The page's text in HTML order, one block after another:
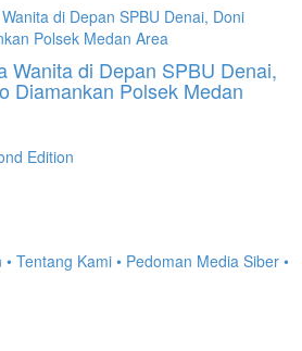
Wanita di Depan SPBU Denai,
Diamankan Polsek Medan
Tentang Kami • Pedoman Media Siber •